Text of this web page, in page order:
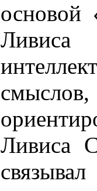
основой
Ливиса
Ливиса